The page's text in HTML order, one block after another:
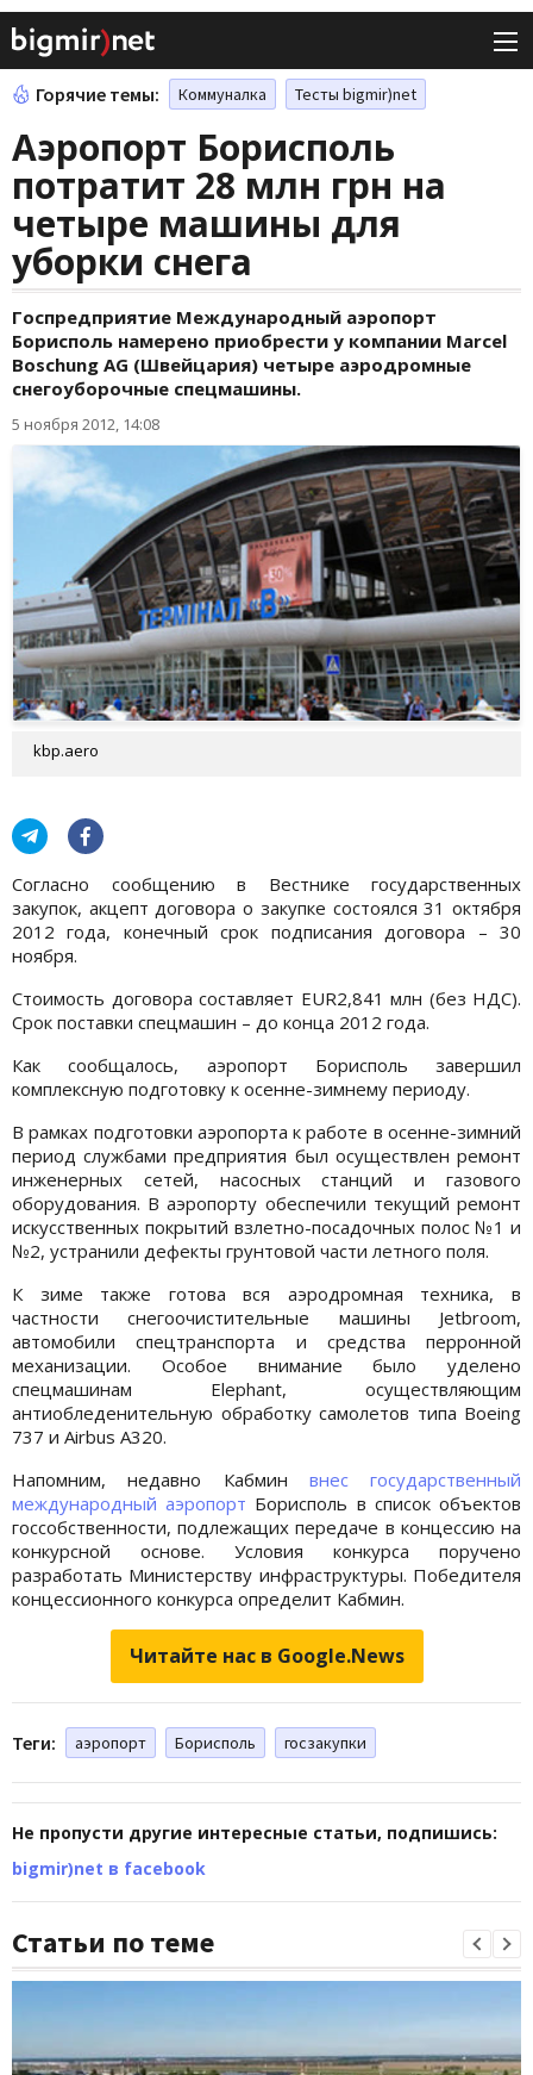
Горячие темы: Коммуналка Тесты bigmir)net
Аэропорт Борисполь
потратит 28 млн грн на
четыре машины для
уборки снега
Госпредприятие Международный аэропорт
Борисполь намерено приобрести у компании Marcel
Boschung AG (Швейцария) четыре аэродромные
снегоуборочные спецмашины.
5 ноября 2012, 14:08
kbp.aero
Согласно сообщению в Вестнике государственных
закупок, акцепт договора о закупке состоялся 31 октября
2012 года, конечный срок подписания договора – 30
ноября.
Стоимость договора составляет EUR2,841 млн (без НДС).
Срок поставки спецмашин – до конца 2012 года.
Как сообщалось, аэропорт Борисполь завершил
комплексную подготовку к осенне-зимнему периоду.
В рамках подготовки аэропорта к работе в осенне-зимний
период службами предприятия был осуществлен ремонт
инженерных сетей, насосных станций и газового
оборудования. В аэропорту обеспечили текущий ремонт
искусственных покрытий взлетно-посадочных полос №1 и
№2, устранили дефекты грунтовой части летного поля.
К зиме также готова вся аэродромная техника, в
частности снегоочистительные машины Jetbroom,
автомобили спецтранспорта и средства перронной
механизации. Особое внимание было уделено
спецмашинам Elephant, осуществляющим
антиобледенительную обработку самолетов типа Boeing
737 и Airbus A320.
Напомним, недавно Кабмин внес государственный
международный аэропорт Борисполь в список объектов
госсобственности, подлежащих передаче в концессию на
конкурсной основе. Условия конкурса поручено
разработать Министерству инфраструктуры. Победителя
концессионного конкурса определит Кабмин.
Читайте нас в Google.News
Теги: аэропорт Борисполь госзакупки
Не пропусти другие интересные статьи, подпишись:
bigmir)net в facebook
Статьи по теме